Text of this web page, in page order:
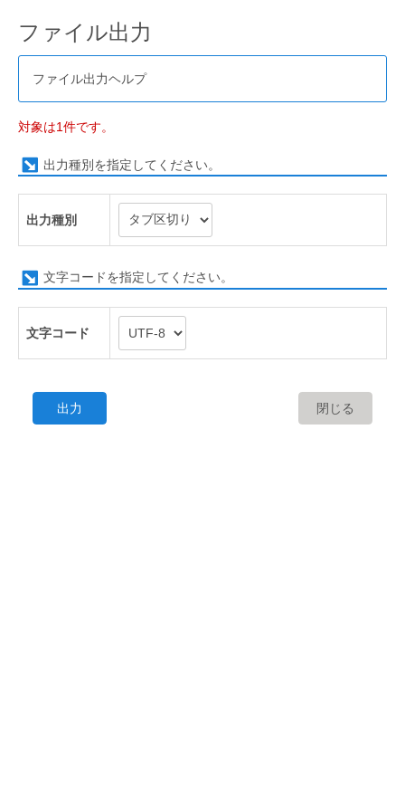
ファイル出力
ファイル出力ヘルプ
対象は1件です。
出力種別を指定してください。
出力種別
文字コードを指定してください。
文字コード